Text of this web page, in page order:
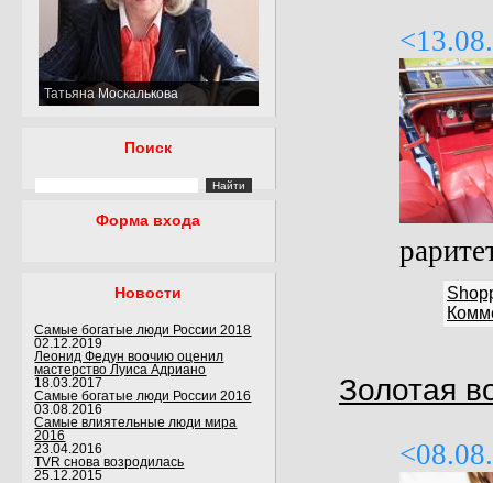
Татьяна Москалькова
Поиск
Форма входа
Новости
Самые богатые люди России 2018
02.12.2019
Леонид Федун воочию оценил
мастерство Луиса Адриано
18.03.2017
Самые богатые люди России 2016
03.08.2016
Самые влиятельные люди мира
2016
23.04.2016
TVR снова возродилась
25.12.2015
Золотая